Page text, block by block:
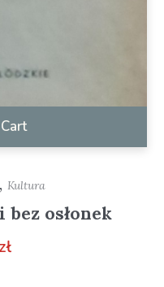
,Kultura
bez osłonek
zł